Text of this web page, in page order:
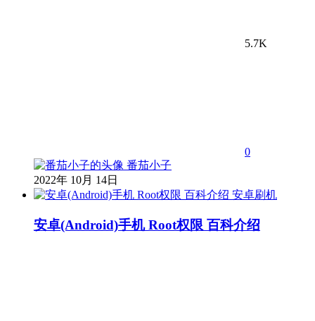
5.7K
0
番茄小子
2022年 10月 14日
安卓刷机
安卓(Android)手机 Root权限 百科介绍